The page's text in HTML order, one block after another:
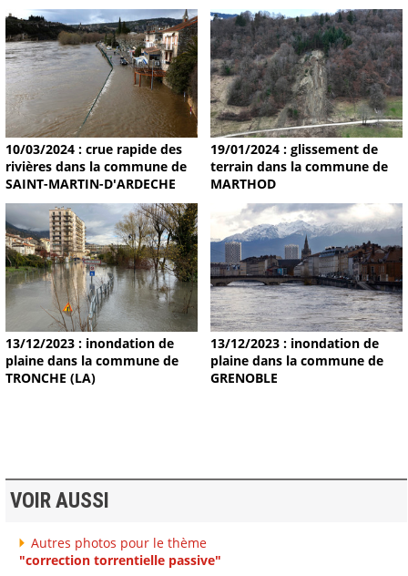
10/03/2024 : crue rapide des
rivières dans la commune de
SAINT-MARTIN-D'ARDECHE
19/01/2024 : glissement de
terrain dans la commune de
MARTHOD
13/12/2023 : inondation de
plaine dans la commune de
TRONCHE (LA)
13/12/2023 : inondation de
plaine dans la commune de
GRENOBLE
VOIR AUSSI
Autres photos pour le thème
"correction torrentielle passive"